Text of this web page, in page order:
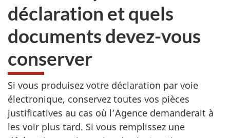
déclaration et quels
documents devez-vous
conserver
Si vous produisez votre déclaration par voie
électronique, conservez toutes vos pièces
justificatives au cas où l’Agence demanderait à
les voir plus tard. Si vous remplissez une